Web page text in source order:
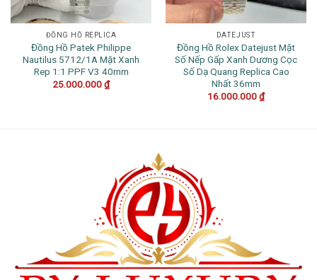
ĐỒNG HỒ REPLICA
Đồng Hồ Patek Philippe
Nautilus 5712/1A Mặt Xanh
Rep 1:1 PPF V3 40mm
25.000.000₫
DATEJUST
Đồng Hồ Rolex Datejust Mặt
Số Nếp Gấp Xanh Dương Cọc
Số Dạ Quang Replica Cao
Nhất 36mm
16.000.000₫